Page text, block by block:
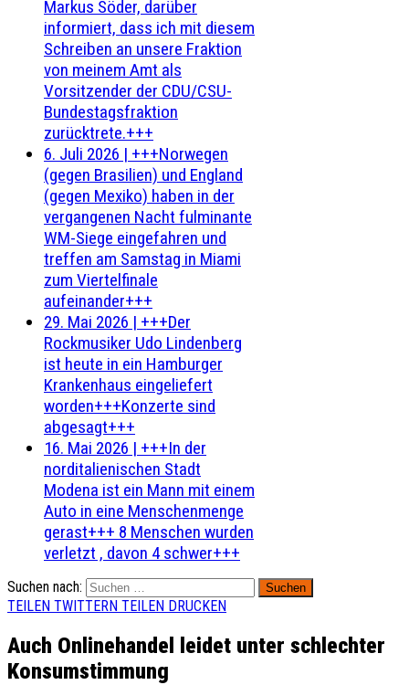
Markus Söder, darüber
informiert, dass ich mit diesem
Schreiben an unsere Fraktion
von meinem Amt als
Vorsitzender der CDU/CSU-
Bundestagsfraktion
zurücktrete.+++
6. Juli 2026 | +++Norwegen
(gegen Brasilien) und England
(gegen Mexiko) haben in der
vergangenen Nacht fulminante
WM-Siege eingefahren und
treffen am Samstag in Miami
zum Viertelfinale
aufeinander+++
29. Mai 2026 | +++Der
Rockmusiker Udo Lindenberg
ist heute in ein Hamburger
Krankenhaus eingeliefert
worden+++Konzerte sind
abgesagt+++
16. Mai 2026 | +++In der
norditalienischen Stadt
Modena ist ein Mann mit einem
Auto in eine Menschenmenge
gerast+++ 8 Menschen wurden
verletzt , davon 4 schwer+++
Suchen nach:
TEILEN TWITTERN TEILEN DRUCKEN
Auch Onlinehandel leidet unter schlechter
Konsumstimmung